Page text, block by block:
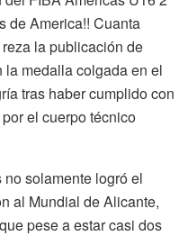
de America!! Cuanta
la publicación de
la medalla colgada en el
tras haber cumplido con
el cuerpo técnico
solamente logró el
al Mundial de Alicante,
pese a estar casi dos